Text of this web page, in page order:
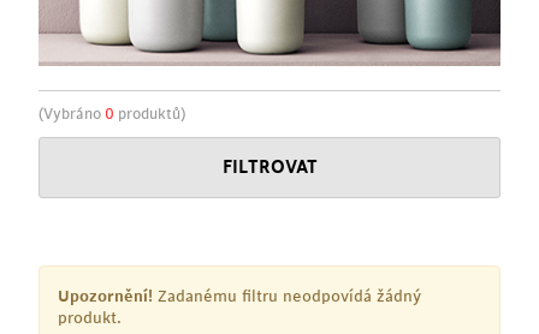
(Vybráno 0 produktů)
FILTROVAT
Upozornění! Zadanému filtru neodpovídá žádný
produkt.